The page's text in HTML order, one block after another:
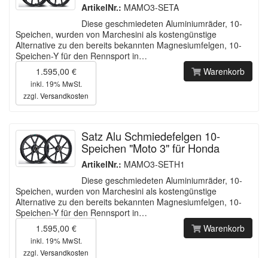
ArtikelNr.: MAMO3-SETA
Diese geschmiedeten Aluminiumräder, 10-
Speichen, wurden von Marchesini als kostengünstige
Alternative zu den bereits bekannten Magnesiumfelgen, 10-
Speichen-Y für den Rennsport in…
1.595,00 €
inkl. 19% MwSt.
zzgl. Versandkosten
Warenkorb
Satz Alu Schmiedefelgen 10-
Speichen "Moto 3" für Honda
ArtikelNr.: MAMO3-SETH1
Diese geschmiedeten Aluminiumräder, 10-
Speichen, wurden von Marchesini als kostengünstige
Alternative zu den bereits bekannten Magnesiumfelgen, 10-
Speichen-Y für den Rennsport in…
1.595,00 €
inkl. 19% MwSt.
zzgl. Versandkosten
Warenkorb